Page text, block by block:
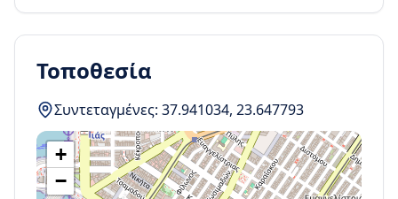
Τοποθεσία
Συντεταγμένες: 37.941034, 23.647793
+
−